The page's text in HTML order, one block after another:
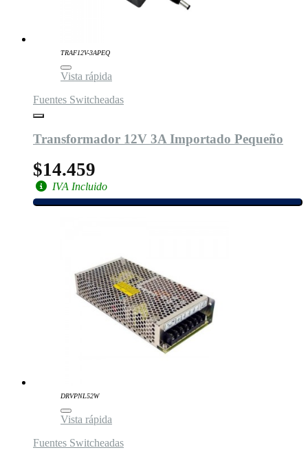
TRAF12V-3APEQ
Vista rápida
Fuentes Switcheadas
Transformador 12V 3A Importado Pequeño
$14.459
IVA Incluido
DRVPNL52W
Vista rápida
Fuentes Switcheadas